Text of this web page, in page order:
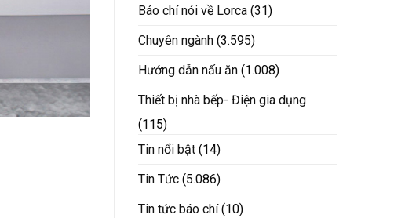
Báo chí nói về Lorca (31)
Chuyên ngành (3.595)
Hướng dẫn nấu ăn (1.008)
Thiết bị nhà bếp- Điện gia dụng
(115)
Tin nổi bật (14)
Tin Tức (5.086)
Tin tức báo chí(10)